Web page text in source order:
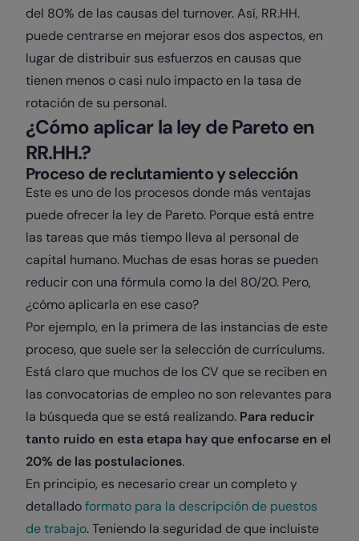
del 80% de las causas del turnover. Así, RR.HH.
puede centrarse en mejorar esos dos aspectos, en
lugar de distribuir sus esfuerzos en causas que
tienen menos o casi nulo impacto en la tasa de
rotación de su personal.
¿Cómo aplicar la ley de Pareto en
RR.HH.?
Proceso de reclutamiento y selección
Este es uno de los procesos donde más ventajas
puede ofrecer la ley de Pareto. Porque está entre
las tareas que más tiempo lleva al personal de
capital humano. Muchas de esas horas se pueden
reducir con una fórmula como la del 80/20. Pero,
¿cómo aplicarla en ese caso?
Por ejemplo, en la primera de las instancias de este
proceso, que suele ser la selección de currículums.
Está claro que muchos de los CV que se reciben en
las convocatorias de empleo no son relevantes para
la búsqueda que se está realizando. Para reducir
tanto ruido en esta etapa hay que enfocarse en el
20% de las postulaciones.
En principio, es necesario crear un completo y
detalladoformato para la descripción de puestos
de trabajo. Teniendo la seguridad de que incluiste